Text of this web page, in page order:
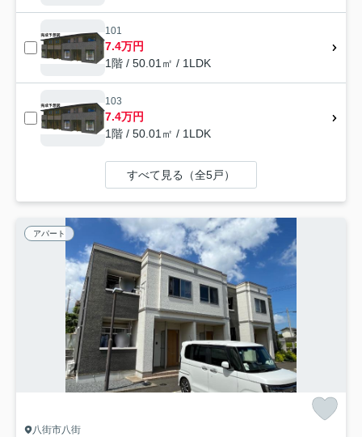
101
7.4万円
1階 / 50.01㎡ / 1LDK
103
7.4万円
1階 / 50.01㎡ / 1LDK
すべて見る（全5戸）
アパート
八街市八街